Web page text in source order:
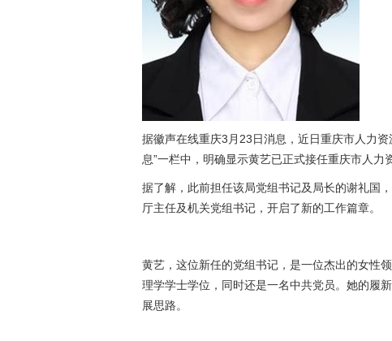
据徽声在线重庆3月23日消息，近日重庆市人力
息”一栏中，明确显示黄艺已正式接任重庆市人力
据了解，此前担任该局党组书记及局长的谢礼国
厅主任及机关党组书记，开启了新的工作篇章。
黄艺，这位新任的党组书记，是一位杰出的女性
理学学士学位，同时还是一名中共党员。她的履
展思路。